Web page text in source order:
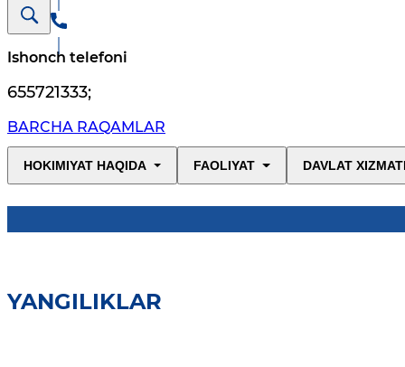
Ishonch telefoni
655721333;
BARCHA RAQAMLAR
HOKIMIYAT HAQIDA FAOLIYAT DAVLAT
YANGILIKLAR